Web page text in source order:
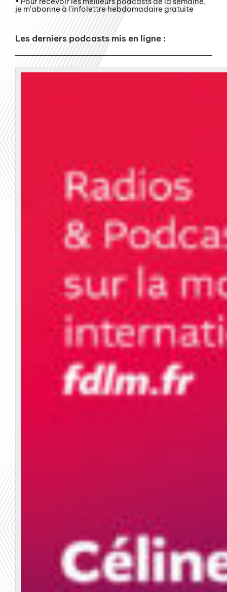
je m'abonne à l'infolettre hebdomadaire gratuite
Les derniers podcasts mis en ligne :